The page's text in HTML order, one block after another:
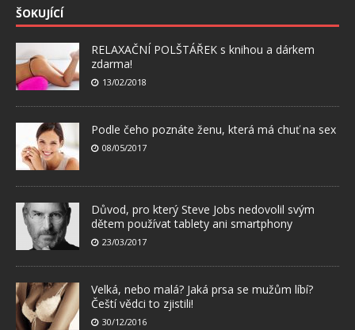
ŠOKUJÍCÍ
RELAXAČNÍ POLŠTÁŘEK s knihou a dárkem
zdarma!
13/02/2018
Podle čeho poznáte ženu, která má chuť na sex
08/05/2017
Důvod, pro který Steve Jobs nedovolil svým
dětem používat tablety ani smartphony
23/03/2017
Velká, nebo malá? Jaká prsa se mužům líbí?
Čeští vědci to zjistili!
30/12/2016